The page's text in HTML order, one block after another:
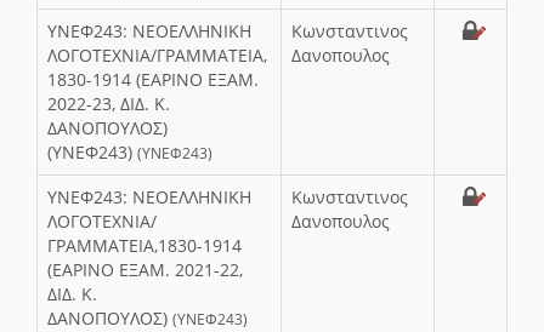
ΥΝΕΦ243: ΝΕΟΕΛΛΗΝΙΚΗ
ΛΟΓΟΤΕΧΝΙΑ/ΓΡΑΜΜΑΤΕΙΑ,
1830-1914 (ΕΑΡΙΝΟ ΕΞΑΜ.
2022-23, ΔΙΔ. Κ.
ΔΑΝΟΠΟΥΛΟΣ)
(ΥΝΕΦ243) (ΥΝΕΦ243)
Κωνσταντινος
Δανοπουλος
ΥΝΕΦ243: ΝΕΟΕΛΛΗΝΙΚΗ
ΛΟΓΟΤΕΧΝΙΑ/
ΓΡΑΜΜΑΤΕΙΑ,1830-1914
(ΕΑΡΙΝΟ ΕΞΑΜ. 2021-22,
ΔΙΔ. Κ.
ΔΑΝΟΠΟΥΛΟΣ) (ΥΝΕΦ243)
Κωνσταντινος
Δανοπουλος